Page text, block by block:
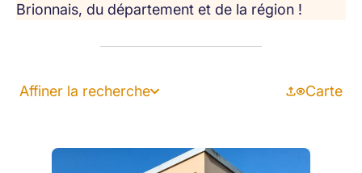
Brionnais, du département et de la région !
Affiner la recherche Carte